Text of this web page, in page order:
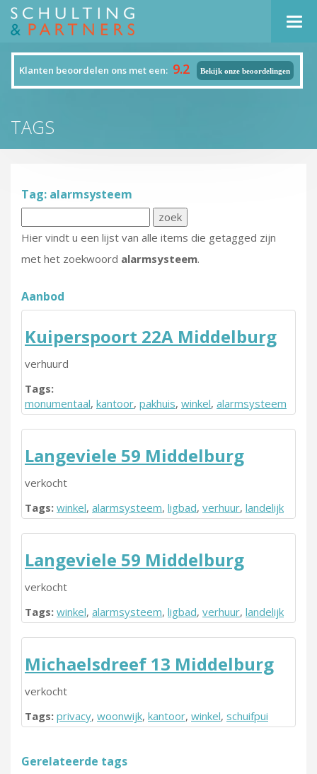
Klanten beoordelen ons met een: 9.2 Bekijk onze beoordelingen
TAGS
Tag: alarmsysteem
Hier vindt u een lijst van alle items die getagged zijn
met het zoekwoord alarmsysteem.
Aanbod
Kuiperspoort 22A Middelburg
verhuurd
Tags:
monumentaal, kantoor, pakhuis, winkel, alarmsysteem
Langeviele 59 Middelburg
verkocht
Tags: winkel, alarmsysteem, ligbad, verhuur, landelijk
Langeviele 59 Middelburg
verkocht
Tags: winkel, alarmsysteem, ligbad, verhuur, landelijk
Michaelsdreef 13 Middelburg
verkocht
Tags: privacy, woonwijk, kantoor, winkel, schuifpui
Gerelateerde tags